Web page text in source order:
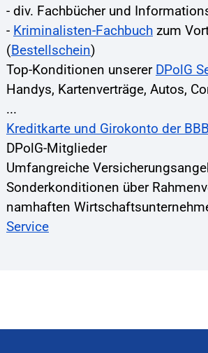
- div. Fachbücher und
- Kriminalisten-Fachbuch zum
(Bestellschein)
Top-Konditionen unserer DPolG
Handys, Kartenverträge, Autos,
...
Kreditkarte und Girokonto der
DPolG-Mitglieder
Umfangreiche
Sonderkonditionen über
namhaften
Service